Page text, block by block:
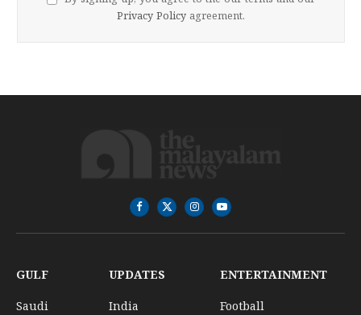
Privacy Policy agreement.
Facebook
X
(Twitter)
InstagramYouTube
GULF
Saudi
UPDATES
India
ENTERTAINMENT
Football